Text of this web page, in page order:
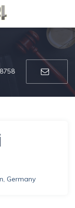
Germany